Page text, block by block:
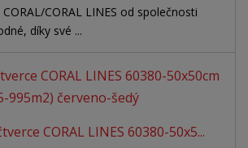
CORAL LINES od společnosti
díky své ...
CORAL LINES 60380-50x5...